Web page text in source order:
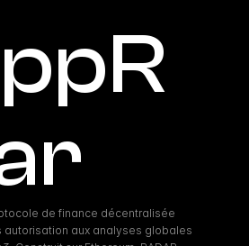
de finance décentralisée
autorisation aux analyses globales